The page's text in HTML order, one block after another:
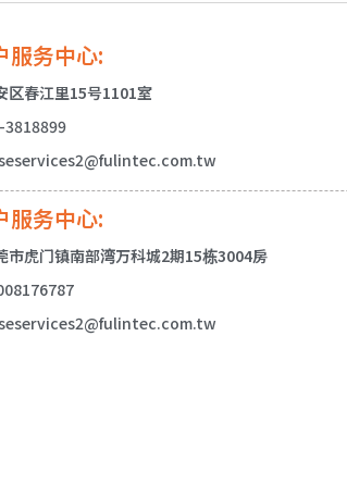
服务中心:
区春江里15号1101室
3818899
服务中心:
市虎门镇南部湾万科城2期15栋3004房